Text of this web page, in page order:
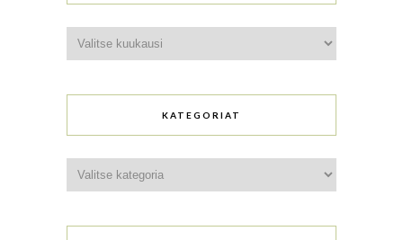
KATEGORIAT